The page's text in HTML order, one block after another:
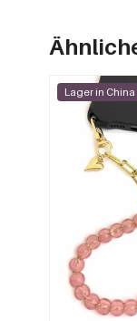
Lager in China